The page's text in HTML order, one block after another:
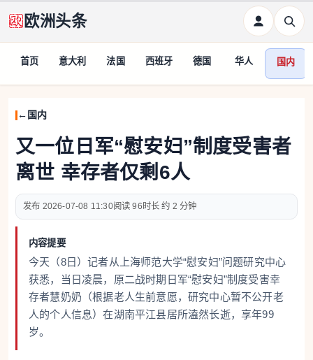
欧洲头条
首页 意大利 法国 西班牙 德国 华人 国内
国内
又一位日军“慰安妇”制度受害者
离世 幸存者仅剩6人
2026-07-08 11:30 96 约 2 分钟
内容提要
今天（8日）记者从上海师范大学“慰安妇”问题研究中心
获悉，当日凌晨，原二战时期日军“慰安妇”制度受害幸
存者慧奶奶（根据老人生前意愿，研究中心暂不公开老
人的个人信息）在湖南平江县居所溘然长逝，享年99
岁。